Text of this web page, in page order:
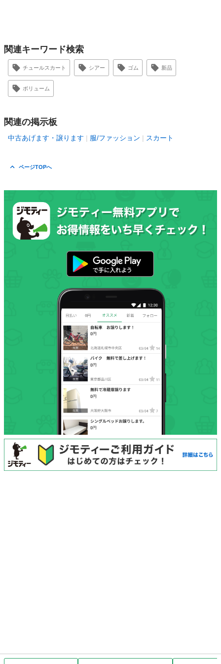
関連キーワード検索
チュールスカート シアー ゴム 新品
ボリューム
関連の掲示板
中古あげます・譲ります 服/ファッション スカート
ページTOPへ